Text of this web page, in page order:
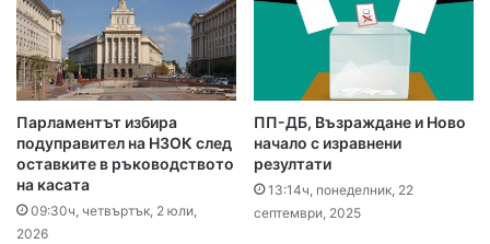
Парламентът избира
подуправител на НЗОК след
оставките в ръководството
на касата
09:30ч, четвъртък, 2 юли,
2026
ПП-ДБ, Възраждане и Ново
начало с изравнени
резултати
13:14ч, понеделник, 22
септември, 2025